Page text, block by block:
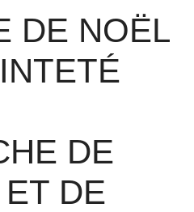
DE NOËL
DE
DE